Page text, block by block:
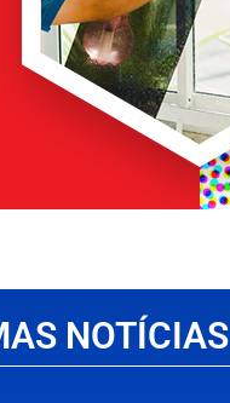
NOTÍCIAS